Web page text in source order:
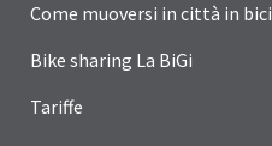
Come muoversi in città in bici
Bike sharing La BiGi
Tariffe